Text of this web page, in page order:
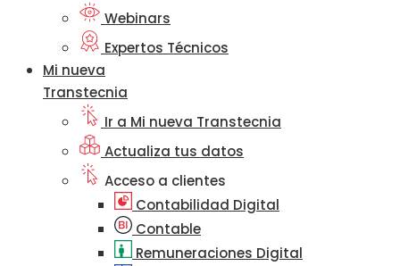
Webinars
Expertos Técnicos
Mi nueva
Transtecnia
Ir a Mi nueva Transtecnia
Actualiza tus datos
Acceso a clientes
Contabilidad Digital
Contable
Remuneraciones Digital